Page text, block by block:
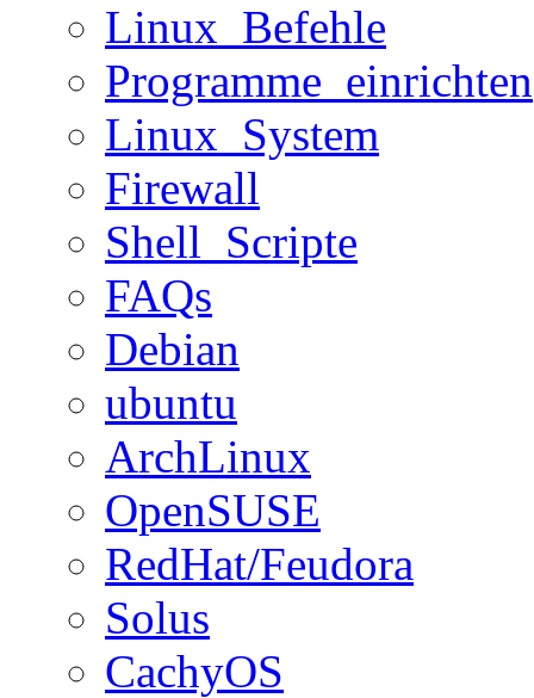
Linux_Befehle
Programme_einrichten
Linux_System
Firewall
Shell_Scripte
FAQs
Debian
ubuntu
ArchLinux
OpenSUSE
RedHat/Feudora
Solus
CachyOS